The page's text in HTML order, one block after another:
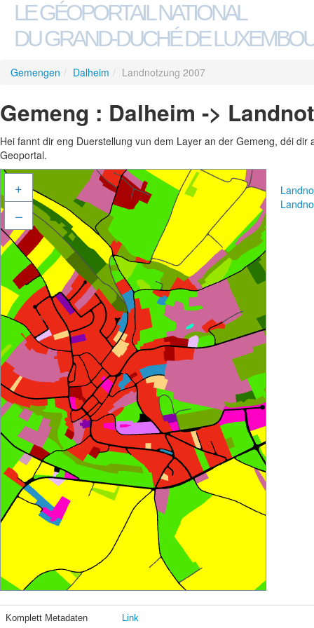
LE GÉOPORTAIL NATIONAL
DU GRAND-DUCHÉ DE
Gemengen / Dalheim / Landnotzung 2007
Gemeng : Dalheim ->
Hei fannt dir eng Duerstellung vun dem Layer an der Gemeng, déi
Geoportal.
+
–
Komplett Metadaten Link